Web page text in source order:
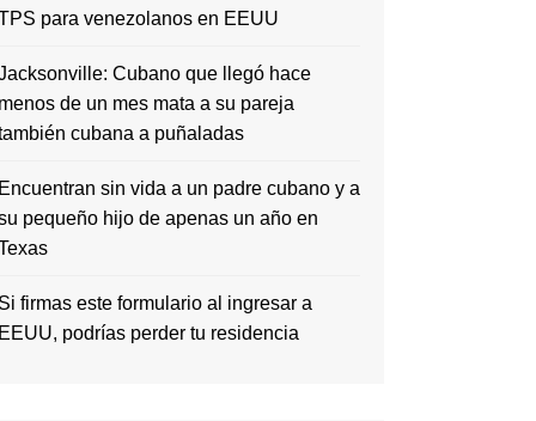
para venezolanos en EEUU
Cubano que llegó hace
de un mes mata a su pareja
cubana a puñaladas
sin vida a un padre cubano y a
pequeño hijo de apenas un año en
firmas este formulario al ingresar a
podrías perder tu residencia